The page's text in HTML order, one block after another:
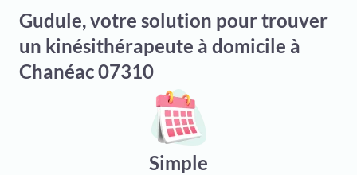
Gudule, votre solution pour trouver
un kinésithérapeute à domicile à
Chanéac 07310
Simple